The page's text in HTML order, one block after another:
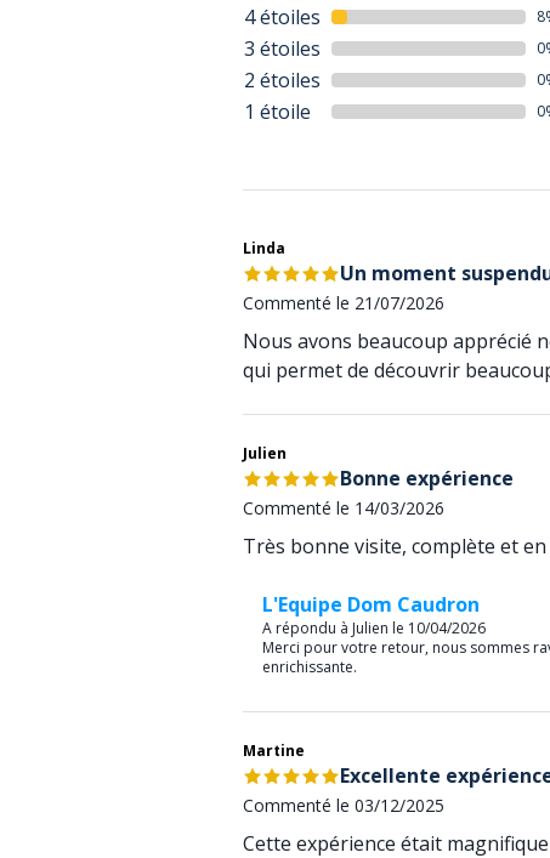
4 étoiles
3 étoiles
2 étoiles
1 étoile
Linda
Un moment
Commenté le 21/07/2026
Nous avons beaucoup apprécié
qui permet de découvrir
Julien
Bonne expérience
Commenté le 14/03/2026
Très bonne visite, complète et
L'Equipe Dom Caudron
A répondu à Julien le 10/04/2026
Merci pour votre retour, nous sommes
enrichissante.
Martine
Excellente
Commenté le 03/12/2025
Cette expérience était